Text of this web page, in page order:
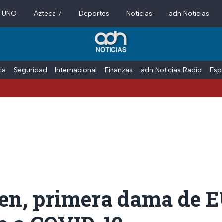
Azteca 7 Deportes Noticias adn Noticias
Seguridad Internacional Finanzas adn Noticias Radio
primera dama de